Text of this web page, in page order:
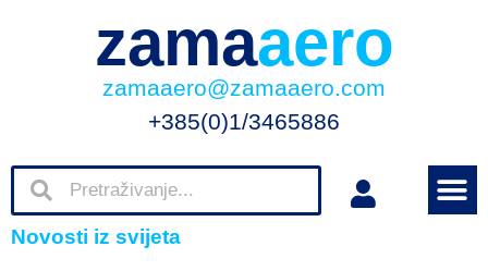
zamaaero
zamaaero@zamaaero.com
+385(0)1/3465886
Novosti iz svijeta